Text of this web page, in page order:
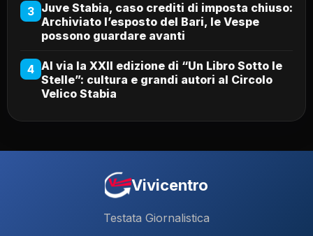
3 Juve Stabia, caso crediti di imposta chiuso:
Archiviato l’esposto del Bari, le Vespe
possono guardare avanti
4 Al via la XXII edizione di “Un Libro Sotto le
Stelle”: cultura e grandi autori al Circolo
Velico Stabia
Vivicentro
Testata Giornalistica